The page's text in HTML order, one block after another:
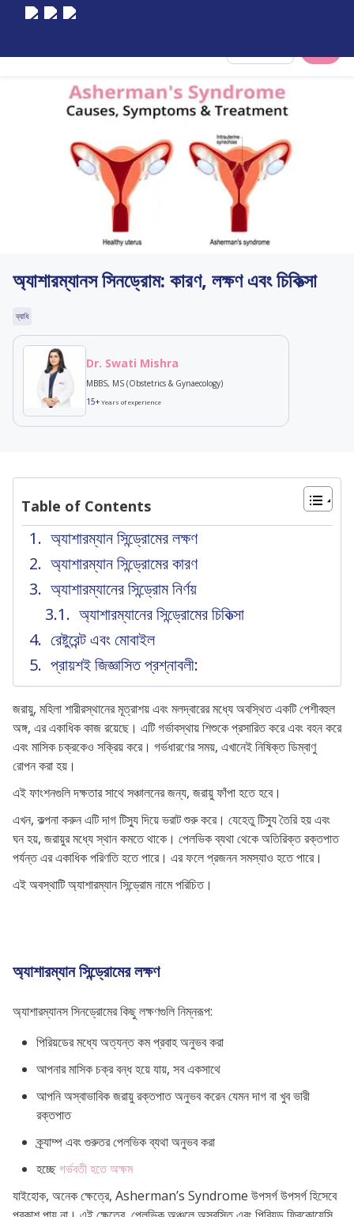
অ্যাশারম্যানস সিনড্রোম: কারণ, লক্ষণ এবং চিকিত্সা
ব্যাধি
Dr. Swati Mishra
MBBS, MS (Obstetrics & Gynaecology)
15+Years of experience
Table of Contents
অ্যাশারম্যান সিন্ড্রোমের লক্ষণ
অ্যাশারম্যান সিন্ড্রোমের কারণ
অ্যাশারম্যানের সিন্ড্রোম নির্ণয়
অ্যাশারম্যানের সিন্ড্রোমের চিকিত্সা
রেষ্টুরেন্ট এবং মোবাইল
প্রায়শই জিজ্ঞাসিত প্রশ্নাবলী:
জরায়ু, মহিলা শারীরস্থানের মূত্রাশয় এবং মলদ্বারের মধ্যে অবস্থিত একটি পেশীবহুল
অঙ্গ, এর একাধিক কাজ রয়েছে। এটি গর্ভাবস্থায় শিশুকে প্রসারিত করে এবং বহন করে
এবং মাসিক চক্রকেও সক্রিয় করে। গর্ভধারণের সময়, এখানেই নিষিক্ত ডিম্বাণু
রোপন করা হয়।
এই ফাংশনগুলি দক্ষতার সাথে সঞ্চালনের জন্য, জরায়ু ফাঁপা হতে হবে।
এখন, কল্পনা করুন এটি দাগ টিস্যু দিয়ে ভরাট শুরু করে। যেহেতু টিস্যু তৈরি হয় এবং
ঘন হয়, জরায়ুর মধ্যে স্থান কমতে থাকে। পেলভিক ব্যথা থেকে অতিরিক্ত রক্তপাত
পর্যন্ত এর একাধিক পরিণতি হতে পারে। এর ফলে প্রজনন সমস্যাও হতে পারে।
এই অবস্থাটি অ্যাশারম্যান সিন্ড্রোম নামে পরিচিত।
অ্যাশারম্যান সিন্ড্রোমের লক্ষণ
অ্যাশারম্যানস সিনড্রোমের কিছু লক্ষণগুলি নিম্নরূপ:
পিরিয়ডের মধ্যে অত্যন্ত কম প্রবাহ অনুভব করা
আপনার মাসিক চক্র বন্ধ হয়ে যায়, সব একসাথে
আপনি অস্বাভাবিক জরায়ু রক্তপাত অনুভব করেন যেমন দাগ বা খুব ভারী
রক্তপাত
ক্র্যাম্প এবং গুরুতর পেলভিক ব্যথা অনুভব করা
হচ্ছেগর্ভবতী হতে অক্ষম
যাইহোক, অনেক ক্ষেত্রে, Asherman’s Syndrome উপসর্গ উপসর্গ হিসেবে